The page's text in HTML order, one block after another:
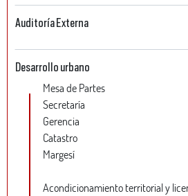
Auditoría Externa
Desarrollo urbano
Mesa de Partes
Secretaría
Gerencia
Catastro
Margesí
Acondicionamiento territorial y